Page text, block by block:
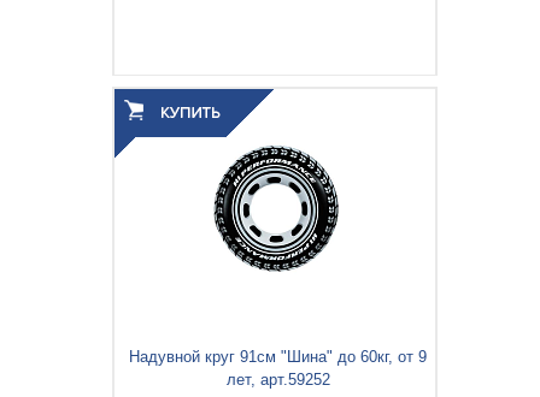
Надувной круг 91см "Шина" до 60кг, от 9
лет, арт.59252